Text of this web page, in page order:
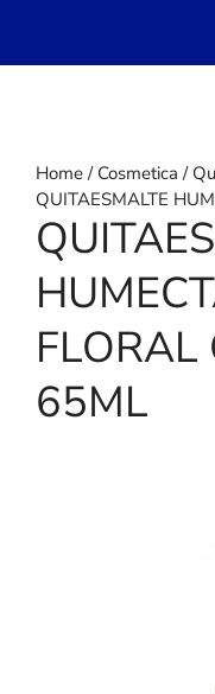
content
Home/ Cosmetica /
QUITAESMALTE
FLORAL
65ML